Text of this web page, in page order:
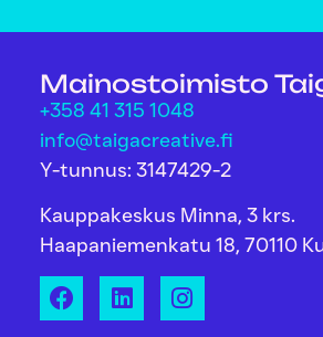
Mainostoimisto
+358 41 315 1048
info@taigacreative.fi
Y-tunnus: 3147429-2
Kauppakeskus Minna, 3 krs.
Haapaniemenkatu 18, 70110